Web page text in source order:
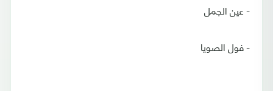
- عين الجمل
- فول الصويا